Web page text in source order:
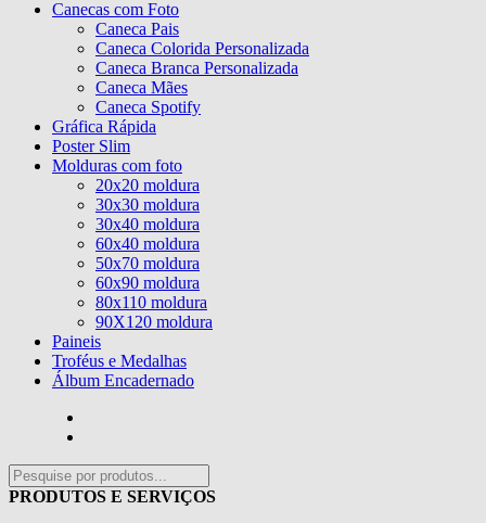
Canecas com Foto
Caneca Pais
Caneca Colorida Personalizada
Caneca Branca Personalizada
Caneca Mães
Caneca Spotify
Gráfica Rápida
Poster Slim
Molduras com foto
20x20 moldura
30x30 moldura
30x40 moldura
60x40 moldura
50x70 moldura
60x90 moldura
80x110 moldura
90X120 moldura
Paineis
Troféus e Medalhas
Álbum Encadernado
PRODUTOS E SERVIÇOS